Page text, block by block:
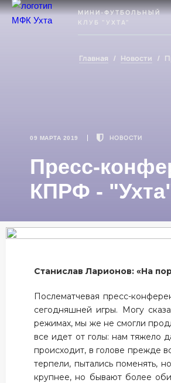
Ухта
МИНИ-ФУТБОЛЬНЫЙ
КЛУБ "УХТА"
Главная / Новости /
09 МАРТА 2019 НОВОСТИ
Пресс-
КПРФ -
Станислав Ларионов: «На
Послематчевая пресс-
сегодняшней игры. Могу
режимах, мы же не смогли
все идет от голы: нам тяжело
происходит, в голове прежде
терпели, пытались поменять,
крупнее, но бывают более